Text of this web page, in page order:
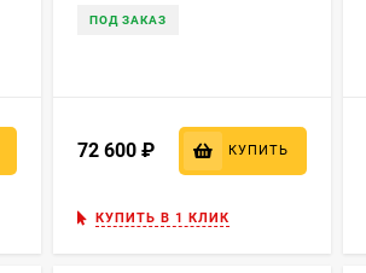
ПОД ЗАКАЗ
72 600 ₽ КУПИТЬ
КУПИТЬ В 1 КЛИК